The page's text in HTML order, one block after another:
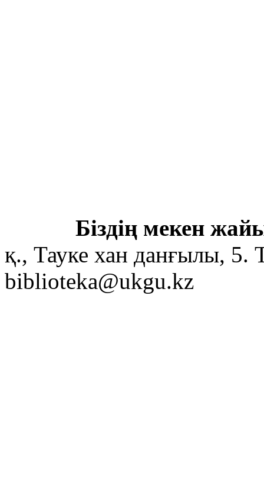
Біздің мекен
қ., Тауке хан данғылы,
biblioteka@ukgu.kz